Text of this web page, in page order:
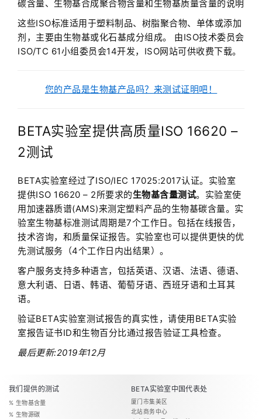
碳含量、生物基合成聚合物含量和生物基质量含量的说明
这些ISO标准适用于塑料制品、树脂聚合物、单体或添加
剂，主要由生物基或化石基成分组成。 由ISO技术委员会
ISO/TC 61小组委员会14开发，ISO网站可供收费下载。
您的产品是生物基产品吗？来测试证明吧！
BETA实验室提供高质量ISO 16620 –
2测试
BETA实验室经过了ISO/IEC 17025:2017认证。实验室
提供ISO 16620 – 2所要求的生物基含量测试。实验室使
用加速器质谱(AMS)来测定塑料产品的生物基碳含量。 实
验室生物基标准测试周期是7个工作日。 包括在线报告，
技术咨询，和质量保证报告。 实验室也可以提供更快的优
先测试服务（4个工作日内出结果）。
客户服务支持多种语言，包括英语、汉语、法语、德语、
意大利语、日语、韩语、葡萄牙语、西班牙语和土耳其
语。
验证BETA实验室测试报告的真实性，请使用BETA实验
室报告证书ID和生物百分比通过报告验证工具检查。
最后更新:2019年12月